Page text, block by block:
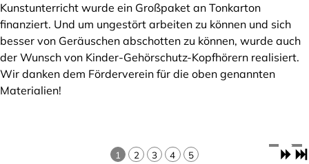
Kunstunterricht wurde ein Großpaket an Tonkarton
finanziert. Und um ungestört arbeiten zu können und sich
besser von Geräuschen abschotten zu können, wurde auch
der Wunsch von Kinder-Gehörschutz-Kopfhörern realisiert.
Wir danken dem Förderverein für die oben genannten
Materialien!
1 2 3 4 5